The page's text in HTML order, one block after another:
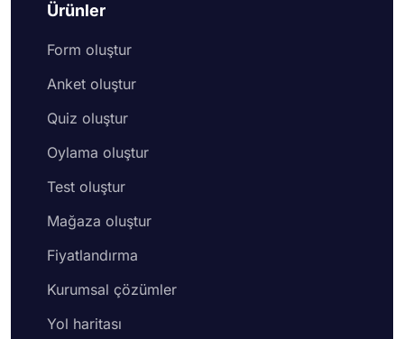
Ürünler
Form oluştur
Anket oluştur
Quiz oluştur
Oylama oluştur
Test oluştur
Mağaza oluştur
Fiyatlandırma
Kurumsal çözümler
Yol haritası